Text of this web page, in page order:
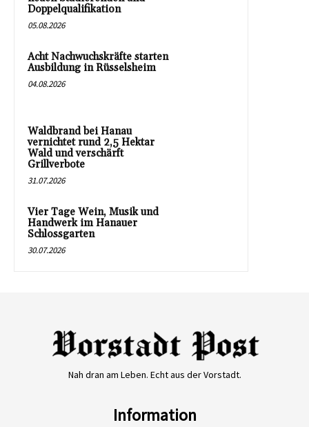
Doppelqualifikation
05.08.2026
Acht Nachwuchskräfte starten
Ausbildung in Rüsselsheim
04.08.2026
Waldbrand bei Hanau
vernichtet rund 2,5 Hektar
Wald und verschärft
Grillverbote
31.07.2026
Vier Tage Wein, Musik und
Handwerk im Hanauer
Schlossgarten
30.07.2026
Nah dran am Leben. Echt aus der Vorstadt.
Information